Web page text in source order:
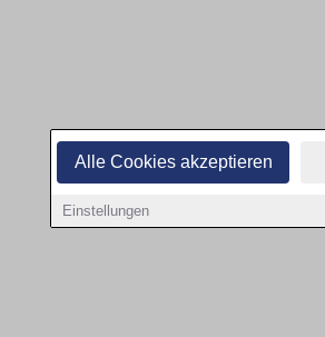
Alle Cookies akzeptieren
Einstellungen